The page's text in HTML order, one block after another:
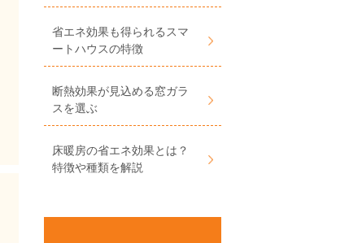
省エネ効果も得られるスマ
ートハウスの特徴
断熱効果が見込める窓ガラ
スを選ぶ
床暖房の省エネ効果とは？
特徴や種類を解説